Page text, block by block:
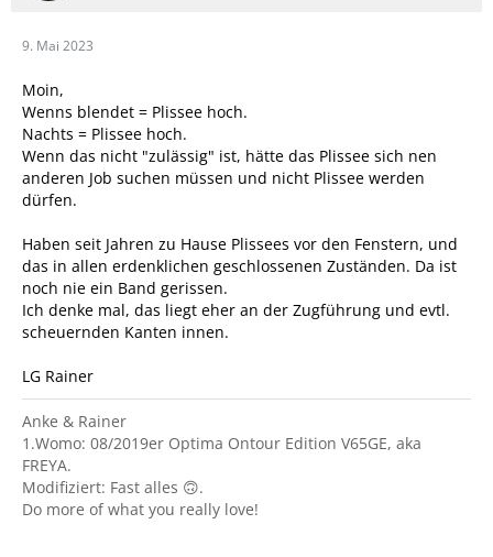
9. Mai 2023
Moin,
Wenns blendet = Plissee hoch.
Nachts = Plissee hoch.
Wenn das nicht "zulässig" ist, hätte das Plissee sich nen
anderen Job suchen müssen und nicht Plissee werden
dürfen.
Haben seit Jahren zu Hause Plissees vor den Fenstern, und
das in allen erdenklichen geschlossenen Zuständen. Da ist
noch nie ein Band gerissen.
Ich denke mal, das liegt eher an der Zugführung und evtl.
scheuernden Kanten innen.
LG Rainer
Anke & Rainer
1.Womo: 08/2019er Optima Ontour Edition V65GE, aka
FREYA.
Modifiziert: Fast alles 🙃.
Do more of what you really love!